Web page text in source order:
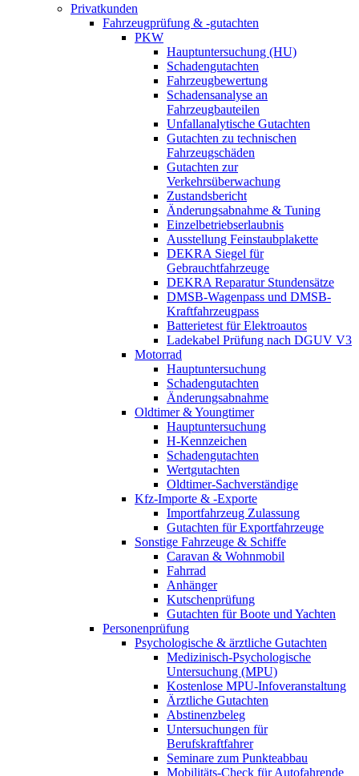
Privatkunden
Fahrzeugprüfung & -gutachten
PKW
Hauptuntersuchung (HU)
Schadengutachten
Fahrzeugbewertung
Schadensanalyse an
Fahrzeugbauteilen
Unfallanalytische Gutachten
Gutachten zu technischen
Fahrzeugschäden
Gutachten zur
Verkehrsüberwachung
Zustandsbericht
Änderungsabnahme & Tuning
Einzelbetriebserlaubnis
Ausstellung Feinstaubplakette
DEKRA Siegel für
Gebrauchtfahrzeuge
DEKRA Reparatur Stundensätze
DMSB-Wagenpass und DMSB-
Kraftfahrzeugpass
Batterietest für Elektroautos
Ladekabel Prüfung nach DGUV V3
Motorrad
Hauptuntersuchung
Schadengutachten
Änderungsabnahme
Oldtimer & Youngtimer
Hauptuntersuchung
H-Kennzeichen
Schadengutachten
Wertgutachten
Oldtimer-Sachverständige
Kfz-Importe & -Exporte
Importfahrzeug Zulassung
Gutachten für Exportfahrzeuge
Sonstige Fahrzeuge & Schiffe
Caravan & Wohnmobil
Fahrrad
Anhänger
Kutschenprüfung
Gutachten für Boote und Yachten
Personenprüfung
Psychologische & ärztliche Gutachten
Medizinisch-Psychologische
Untersuchung (MPU)
Kostenlose MPU-Infoveranstaltung
Ärztliche Gutachten
Abstinenzbeleg
Untersuchungen für
Berufskraftfahrer
Seminare zum Punkteabbau
Mobilitäts-Check für Autofahrende